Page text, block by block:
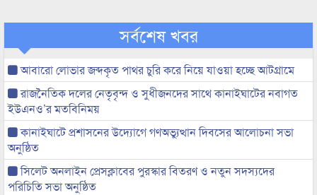
সর্বশেষ খবর
আবারো লোভার জব্দকৃত পাথর চুরি করে নিয়ে যাওয়া হচ্ছে আটগ্রামে
রাজনৈতিক দলের নেতৃবৃন্দ ও সুধীজনদের সাথে কানাইঘাটের নবাগত
ইউএনও’র মতবিনিময়
কানাইঘাটে প্রশাসনের উদ্যোগে গণঅভ্যুত্থান দিবসের আলোচনা সভা
অনুষ্ঠিত
সিলেট অনলাইন প্রেসক্লাবের পুরস্কার বিতরণ ও নতুন সদস্যদের
পরিচিতি সভা অনুষ্ঠিত